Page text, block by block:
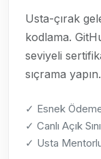
Usta-çırak
kodlama.
seviyeli
sıçrama yapın.
✓ Esnek
✓ Canlı Açık
✓ Usta